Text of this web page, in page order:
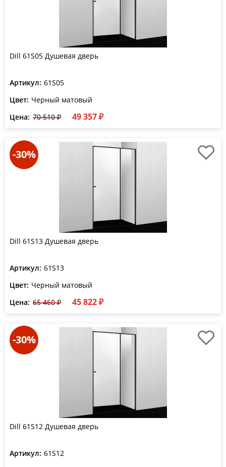
Dill 61S05 Душевая дверь
Артикул: 61S05
Цвет: Черный матовый
Цена: 70 510 ₽ 49 357 ₽
-30%
Dill 61S13 Душевая дверь
Артикул: 61S13
Цвет: Черный матовый
Цена: 65 460 ₽ 45 822 ₽
-30%
Dill 61S12 Душевая дверь
Артикул: 61S12